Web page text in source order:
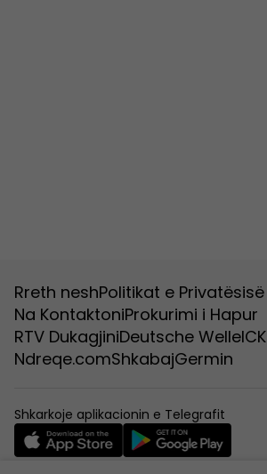
Rreth neshPolitikat e Privatësisë
Na KontaktoniProkurimi i Hapur
RTV DukagjiniDeutsche WelleICK
Ndreqe.comShkabajGermin
Shkarkoje aplikacionin e Telegrafit